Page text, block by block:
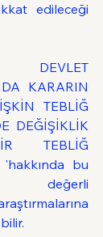
edileceği
DEVLET
KARARIN
TEBLİĞ
DEĞİŞİKLİK
TEBLİĞ
bu
değerli